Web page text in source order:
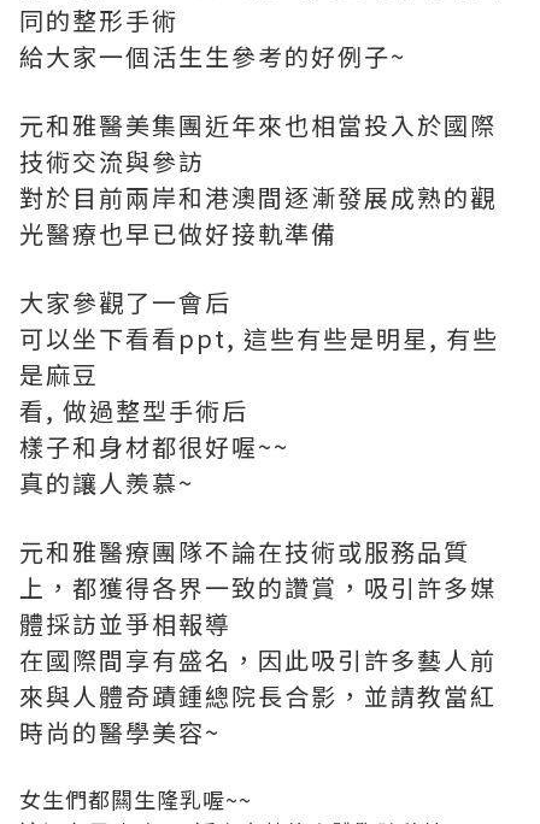
同的整形手術
給大家一個活生生參考的好例子~
元和雅醫美集團近年來也相當投入於國際
技術交流與參訪
對於目前兩岸和港澳間逐漸發展成熟的觀
光醫療也早已做好接軌準備
大家參觀了一會后
可以坐下看看ppt, 這些有些是明星, 有些
是麻豆
看, 做過整型手術后
樣子和身材都很好喔~~
真的讓人羨慕~
元和雅醫療團隊不論在技術或服務品質
上，都獲得各界一致的讚賞，吸引許多媒
體採訪並爭相報導
在國際間享有盛名，因此吸引許多藝人前
來與人體奇蹟鍾總院長合影，並請教當紅
時尚的醫學美容~
女生們都闗生隆乳喔~~